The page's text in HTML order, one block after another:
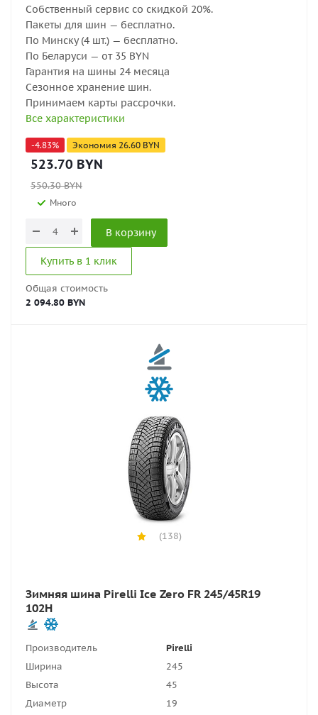
Собственный сервис со скидкой 20%.
Пакеты для шин — бесплатно.
По Минску (4 шт.) — бесплатно.
По Беларуси — от 35 BYN
Гарантия на шины 24 месяца
Сезонное хранение шин.
Принимаем карты рассрочки.
Все характеристики
-4.83% Экономия 26.60 BYN
523.70 BYN
550.30BYN
Много
В корзину
Купить в 1 клик
Общая стоимость
2 094.80 BYN
(138)
Зимняя шина Pirelli Ice Zero FR 245/45R19
102H
Производитель
Pirelli
Ширина
245
Высота
45
Диаметр
19